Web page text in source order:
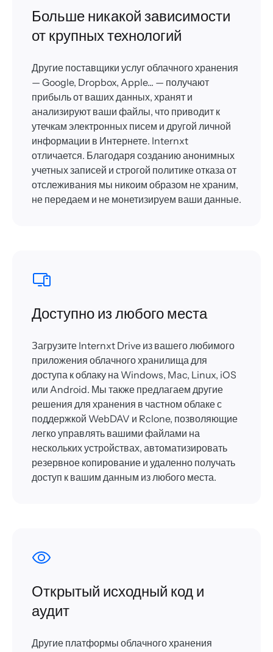
Больше никакой зависимости
от крупных технологий
Другие поставщики услуг облачного хранения
— Google, Dropbox, Apple... — получают
прибыль от ваших данных, хранят и
анализируют ваши файлы, что приводит к
утечкам электронных писем и другой личной
информации в Интернете. Internxt
отличается. Благодаря созданию анонимных
учетных записей и строгой политике отказа от
отслеживания мы никоим образом не храним,
не передаем и не монетизируем ваши данные.
Доступно из любого места
Загрузите Internxt Drive из вашего любимого
приложения облачного хранилища для
доступа к облаку на Windows, Mac, Linux, iOS
или Android. Мы также предлагаем другие
решения для хранения в частном облаке с
поддержкой WebDAV и Rclone, позволяющие
легко управлять вашими файлами на
нескольких устройствах, автоматизировать
резервное копирование и удаленно получать
доступ к вашим данным из любого места.
Открытый исходный код и
аудит
Другие платформы облачного хранения